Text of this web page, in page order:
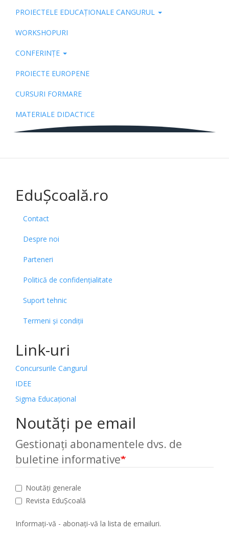
Pub
PROIECTELE EDUCAȚIONALE CANGURUL
WORKSHOPURI
CONFERINȚE
PROIECTE EUROPENE
CURSURI FORMARE
MATERIALE DIDACTICE
EduȘcoală.ro
Contact
Despre noi
Parteneri
Politică de confidențialitate
Suport tehnic
Termeni și condiții
Link-uri
Concursurile Cangurul
IDEE
Sigma Educațional
Noutăți pe email
Gestionați abonamentele dvs. de
buletine informative
Noutăți generale
Revista EduȘcoală
Informați-vă - abonați-vă la lista de emailuri.